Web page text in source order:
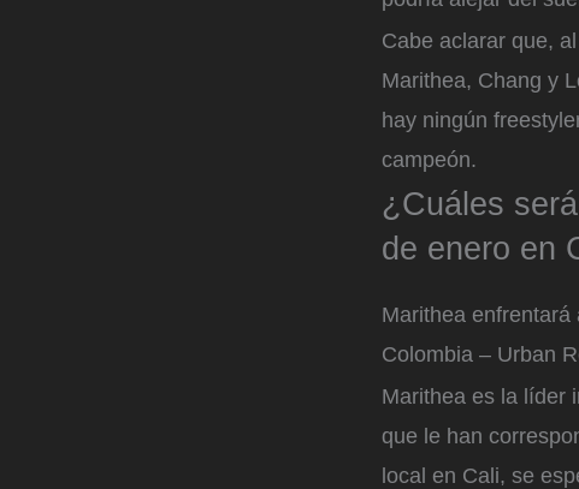
Cabe aclarar que,
Marithea, Chang y
hay ningún
campeón.
¿Cuáles
de enero en
Marithea
Colombia – Urban
Marithea es la líder
que le han
local en Cali, se